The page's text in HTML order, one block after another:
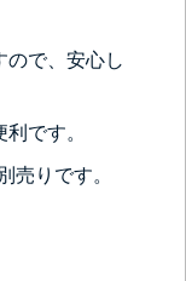
ので、安心し
です。
りです。